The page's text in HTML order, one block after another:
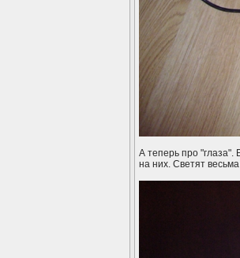
А теперь про
на них. Светят